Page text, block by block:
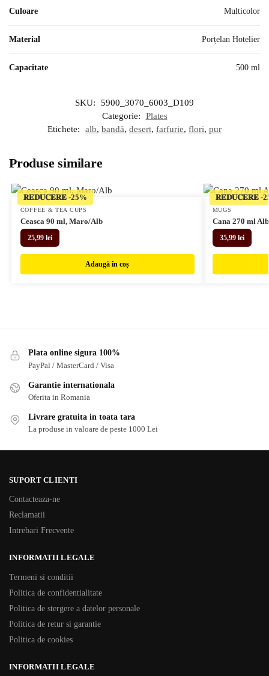
Culoare Multicolor
Material Porțelan Hotelier
Capacitate 500 ml
SKU:
5900_3070_6003_D109
Categorie:
Plates
Etichete:
alb, bandă, desert, farfurie, flori, pur
Produse similare
𝐑𝐄𝐃𝐔𝐂𝐄𝐑𝐄
COFFEE & TEA CUPS
Ceasca 90 ml, Maro/Alb
25,99 lei
Adaugă în coș
𝐑𝐄𝐃𝐔𝐂𝐄𝐑𝐄
MUGS
Cana 270 ml
35,99 lei
Plata online sigura 100%
PayPal / MasterCard / Visa
Garantie internationala
Oferita in Romania
Livrare gratuita in toata tara
La produse in valoare de peste 1000 Lei
SUPORT CLIENTI
Contacteaza-ne
Reclamatii
Intrebari Frecvente
INFORMATII LEGALE
Termeni si conditii
Politica de confidentialitate
Politica de stergere a datelor personale
Politica de retur si garantie
Politica de cookies
INFORMATII LEGALE